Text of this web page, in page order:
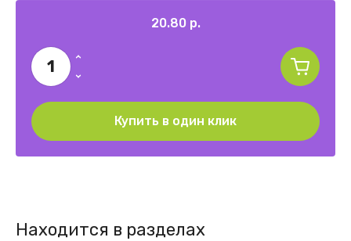
20.80 р.
Купить в один клик
Находится в разделах